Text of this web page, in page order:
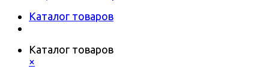
Каталог товаров
Каталог товаров
×